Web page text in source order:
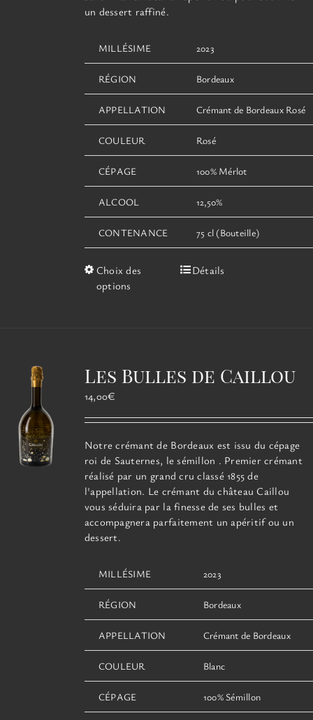
un dessert raffiné.
MILLÉSIME 2023
RÉGION Bordeaux
APPELLATION Crémant de Bordeaux Rosé
COULEUR Rosé
CÉPAGE 100% Mérlot
ALCOOL 12,50%
CONTENANCE 75 cl (Bouteille)
Choix des
options
Ce
peuvent
sur
page
produit
Détails
Les Bulles de Caillou
14,00€
Notre crémant de Bordeaux est issu du cépage
roi de Sauternes, le sémillon . Premier crémant
réalisé par un grand cru classé 1855 de
l'appellation. Le crémant du château Caillou
vous séduira par la finesse de ses bulles et
accompagnera parfaitement un apéritif ou un
dessert.
MILLÉSIME 2023
RÉGION Bordeaux
APPELLATION Crémant de Bordeaux
COULEUR Blanc
CÉPAGE 100% Sémillon